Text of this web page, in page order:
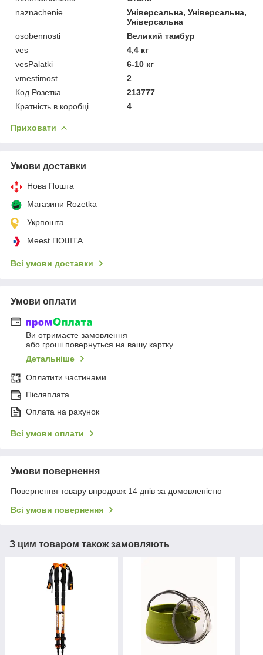
naznachenie
Універсальна, Універсальна,
Універсальна
osobennosti
Великий тамбур
ves
4,4 кг
vesPalatki
6-10 кг
vmestimost
2
Код Розетка
213777
Кратність в коробці
4
Приховати
Умови доставки
Нова Пошта
Магазини Rozetka
Укрпошта
Meest ПОШТА
Всі умови доставки
Умови оплати
Ви отримаєте замовлення
або гроші повернуться на вашу картку
Детальніше
Оплатити частинами
Післяплата
Оплата на рахунок
Всі умови оплати
Умови повернення
Повернення товару впродовж 14 днів за домовленістю
Всі умови повернення
З цим товаром також замовляють